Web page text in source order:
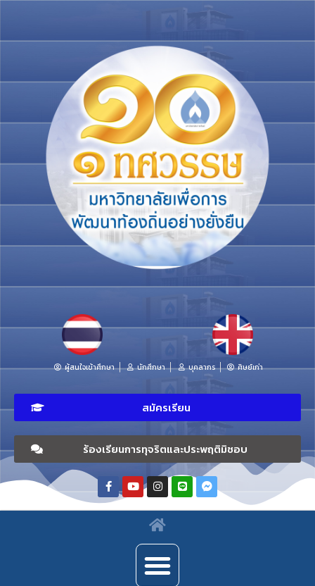
ผู้สนใจเข้าศึกษา นักศึกษา บุคลากร ศิษย์เก่า
สมัครเรียน
ร้องเรียนการทุจริตและประพฤติมิชอบ